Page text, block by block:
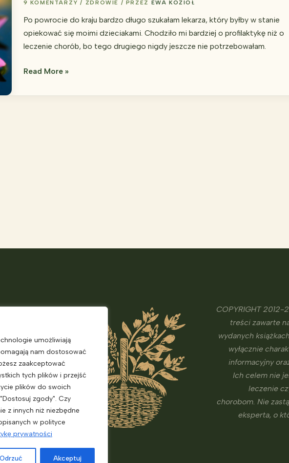
umożliwiają
nam dostosować
zaakceptować
tych plików i przejść
plików do swoich
zgody". Czy
z innych niż niezbędne
w polityce
prywatności
Odrzuć Akceptuj
hokus-
pokus
?
9 KOMENTARZY / ZDROWIE / PRZEZ EWA KOZIOŁ
Po powrocie do kraju bardzo długo szukałam lekarza, który byłby w stanie
opiekować się moimi dzieciakami. Chodziło mi bardziej o profilaktykę niż o
leczenie chorób, bo tego drugiego nigdy jeszcze nie potrzebowałam.
Lekarz
Read More »
COPYRIGHT
treści zawarte
wydanych
wyłącznie
informacyjny
Ich celem nie
leczenie
chorobom. Nie
eksperta, o